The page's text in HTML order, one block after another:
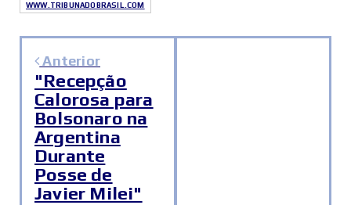
WWW.TRIBUNADOBRASIL.COM
Anterior
"Recepção
Calorosa para
Bolsonaro na
Argentina
Durante
Posse de
Javier Milei"